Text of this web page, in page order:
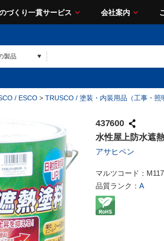
づくり一貫サービス 会社案内
/ ESCO > TRUSCO / 塗装・内装用品（工事・照
437600
水性屋上防水遮
アサヒペン
マルツコード：
品質ランク： A